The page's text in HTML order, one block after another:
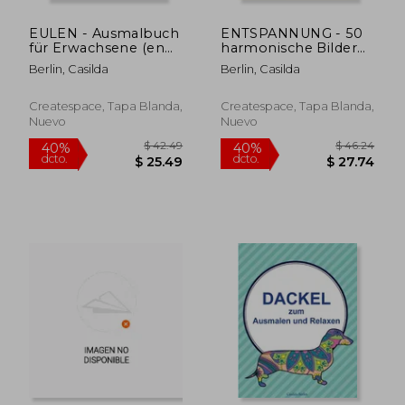
dcto. $ 25.99 dcto.
EULEN - Ausmalbuch
für Erwachsene (en
Alemán)
Berlin, Casilda
Createspace, Tapa Blanda,
Nuevo
ENTSPANNUNG - 50
harmonische Bilder
zum Ausmalen und
Relaxen: Malbuch für
Alemán)
Berlin, Casilda
Createspace, Tapa Blanda,
Nuevo